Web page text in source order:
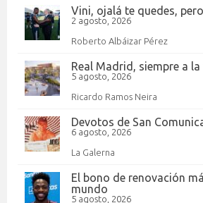
Vini, ojalá te quedes, pero
2 agosto, 2026
Roberto Albáizar Pérez
Real Madrid, siempre a
5 agosto, 2026
Ricardo Ramos Neira
Devotos de San
6 agosto, 2026
La Galerna
El bono de renovación
mundo
5 agosto, 2026